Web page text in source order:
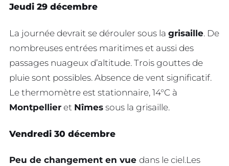
Jeudi 29 décembre
La journée devrait se dérouler sous la grisaille. De
nombreuses entrées maritimes et aussi des
passages nuageux d’altitude. Trois gouttes de
pluie sont possibles. Absence de vent significatif.
Le thermomètre est stationnaire, 14°C à
Montpellier et Nîmes sous la grisaille.
Vendredi 30 décembre
Peu de changement en vue dans le ciel.Les